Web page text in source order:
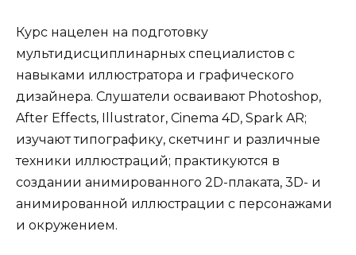
Курс нацелен на подготовку
мультидисциплинарных специалистов с
навыками иллюстратора и графического
дизайнера. Слушатели осваивают Photoshop,
After Effects, Illustrator, Cinema 4D, Spark AR;
изучают типографику, скетчинг и различные
техники иллюстраций; практикуются в
создании анимированного 2D-плаката, 3D- и
анимированной иллюстрации с персонажами
и окружением.